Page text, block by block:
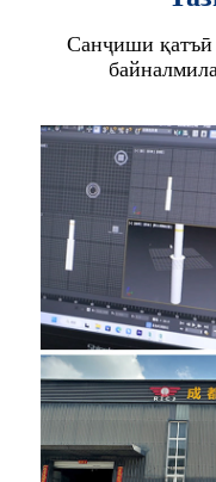
Санҷиши қатъӣ